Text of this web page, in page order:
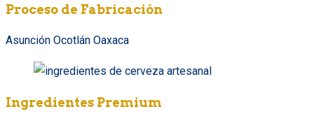
Proceso de Fabricación
Asunción Ocotlán Oaxaca
Ingredientes Premium